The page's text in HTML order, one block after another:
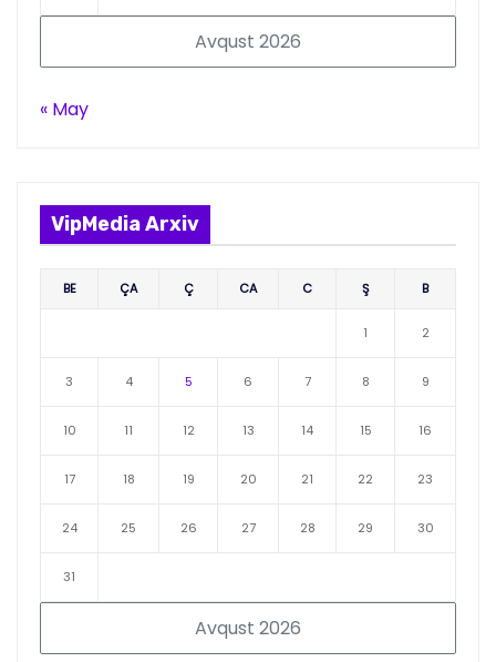
Avqust 2026
« May
VipMedia Arxiv
Avqust 2026
BE ÇA Ç CA C Ş B
1 2
3 4 5 6 7 8 9
10 11 12 13 14 15 16
17 18 19 20 21 22 23
24 25 26 27 28 29 30
31